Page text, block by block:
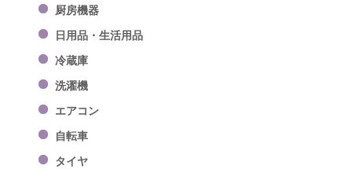
厨房機器
日用品・生活用品
冷蔵庫
洗濯機
エアコン
自転車
タイヤ